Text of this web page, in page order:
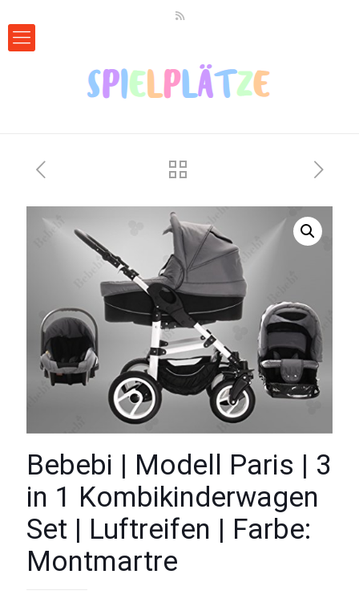
Bebebi | Modell Paris | 3
in 1 Kombikinderwagen
Set | Luftreifen | Farbe:
Montmartre